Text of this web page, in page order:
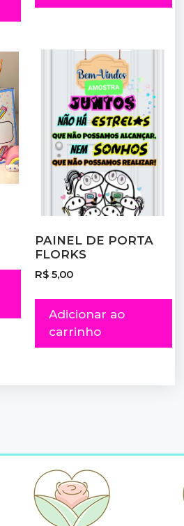
PAINEL DE PORTA
FLORKS
R$ 5,00
Adicionar ao
carrinho